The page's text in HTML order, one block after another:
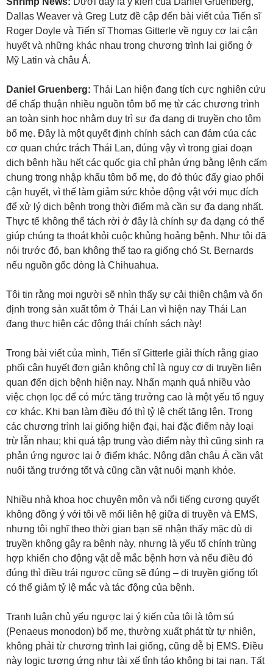
Dallas Weaver và Greg Lutz đề cập đến bài viết của Tiến sĩ
Roger Doyle và Tiến sĩ Thomas Gitterle về nguy cơ lai cận
huyết và những khác nhau trong chương trình lai giống ở
Mỹ Latin và châu Á.
Daniel Gruenberg: Thái Lan hiện đang tích cực nghiên cứu
để chấp thuận nhiều nguồn tôm bố mẹ từ các chương trình
an toàn sinh học nhằm duy trì sự đa dạng di truyền cho tôm
bố mẹ. Đây là một quyết định chính sách can đảm của các
cơ quan chức trách Thái Lan, đúng vậy vì trong giai đoạn
dịch bệnh hầu hết các quốc gia chỉ phản ứng bằng lệnh cấm
chung trong nhập khẩu tôm bố mẹ, do đó thúc đẩy giao phối
cận huyết, vì thế làm giảm sức khỏe động vật với mục đích
để xử lý dịch bệnh trong thời điểm mà cần sự đa dạng nhất.
Thực tế không thể tách rời ở đây là chính sự đa dạng có thể
giúp chúng ta thoát khỏi cuộc khủng hoảng bệnh. Như tôi đã
nói trước đó, bạn không thể tạo ra giống chó St. Bernards
nếu nguồn gốc dòng là Chihuahua.
Tôi tin rằng mọi người sẽ nhìn thấy sự cải thiện chậm và ổn
định trong sản xuất tôm ở Thái Lan vì hiện nay Thái Lan
đang thực hiện các động thái chính sách này!
Trong bài viết của mình, Tiến sĩ Gitterle giải thích rằng giao
phối cận huyết đơn giản không chỉ là nguy cơ di truyền liên
quan đến dịch bệnh hiện nay. Nhấn mạnh quá nhiều vào
việc chọn lọc để có mức tăng trưởng cao là một yếu tố nguy
cơ khác. Khi bạn làm điều đó thì tỷ lệ chết tăng lên. Trong
các chương trình lai giống hiện đại, hai đặc điểm này loại
trừ lẫn nhau; khi quá tập trung vào điểm này thì cũng sinh ra
phản ứng ngược lại ở điểm khác. Nông dân châu Á cần vật
nuôi tăng trưởng tốt và cũng cần vật nuôi mạnh khỏe.
Nhiều nhà khoa học chuyên môn và nổi tiếng cương quyết
không đồng ý với tôi về mối liên hệ giữa di truyền và EMS,
nhưng tôi nghĩ theo thời gian bạn sẽ nhận thấy mặc dù di
truyền không gây ra bệnh này, nhưng là yếu tố chính trùng
hợp khiến cho động vật dễ mắc bệnh hơn và nếu điều đó
đúng thì điều trái ngược cũng sẽ đúng – di truyền giống tốt
có thể giảm tỷ lệ mắc và tác động của bệnh.
Tranh luận chủ yếu ngược lại ý kiến của tôi là tôm sú
(Penaeus monodon) bố mẹ, thường xuất phát từ tự nhiên,
không phải từ chương trình lai giống, cũng dễ bị EMS. Điều
này logic tương ứng như tài xế tỉnh táo không bị tai nạn. Tất